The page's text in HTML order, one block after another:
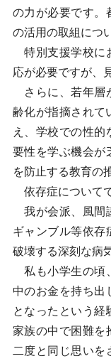
の力が必要です。
の活用の取組につ
特別支援学校に
応が必要ですが、
さらに、若年層
齢化が指摘されて
え、学校での性
要性を学ぶ機会が
を防止する教育の
依存症についてで
我が会派、風間
ギャンブル等依存
破壊する深刻な病
私も小学生の頃
中のお金を持ち出
となったという経
家族の中で困難を
二度と同じ思いを